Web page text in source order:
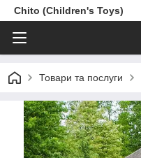
Chito (Children's Toys)
Товари та послуги